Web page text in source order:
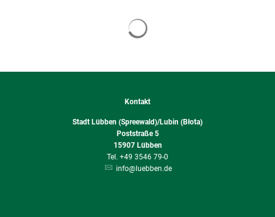
Kontakt
Stadt Lübben (Spreewald)/Lubin (Błota)
Poststraße 5
15907 Lübben
+49 3546 79-0
info@luebben.de